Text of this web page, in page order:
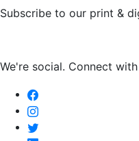
Subscribe to our print &
We're social. Connect